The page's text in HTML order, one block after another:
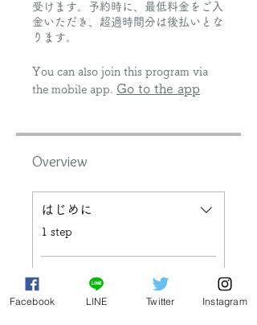
受けます。予約時に、最低料金をご入
金いただき、超過時間分は後払いとな
ります。
You can also join this program via
the mobile app. Go to the app
Overview
はじめに
.1 step
シラカバグループのメデ
ィスン
Facebook LINE Twitter Instagram